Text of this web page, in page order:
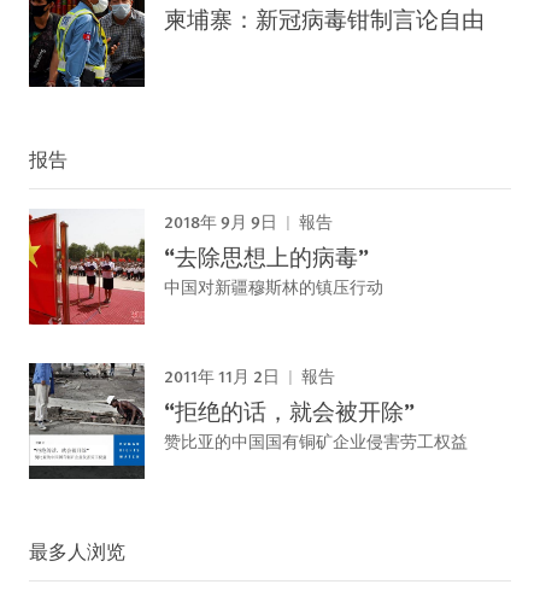
柬埔寨：新冠病毒钳制言论自由
报告
2018年 9月 9日 報告
“去除思想上的病毒”
中国对新疆穆斯林的镇压行动
2011年 11月 2日 報告
“拒绝的话，就会被开除”
赞比亚的中国国有铜矿企业侵害劳工权益
最多人浏览